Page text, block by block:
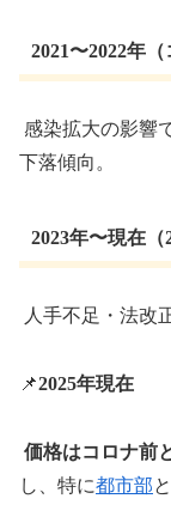
2021〜2022年（
感染拡大の影響
下落傾向。
2023年〜現在（
人手不足・法改
📌2025年現在
価格はコロナ前
し、特に都市部と